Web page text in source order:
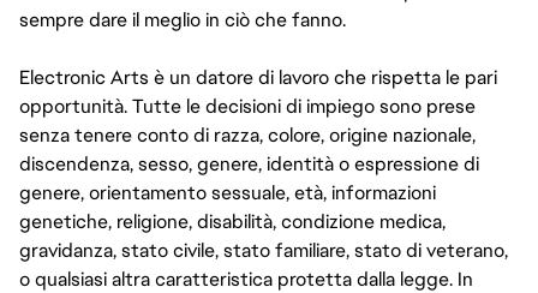
sempre dare il meglio in ciò che fanno.
Electronic Arts è un datore di lavoro che rispetta le pari
opportunità. Tutte le decisioni di impiego sono prese
senza tenere conto di razza, colore, origine nazionale,
discendenza, sesso, genere, identità o espressione di
genere, orientamento sessuale, età, informazioni
genetiche, religione, disabilità, condizione medica,
gravidanza, stato civile, stato familiare, stato di veterano,
o qualsiasi altra caratteristica protetta dalla legge. In